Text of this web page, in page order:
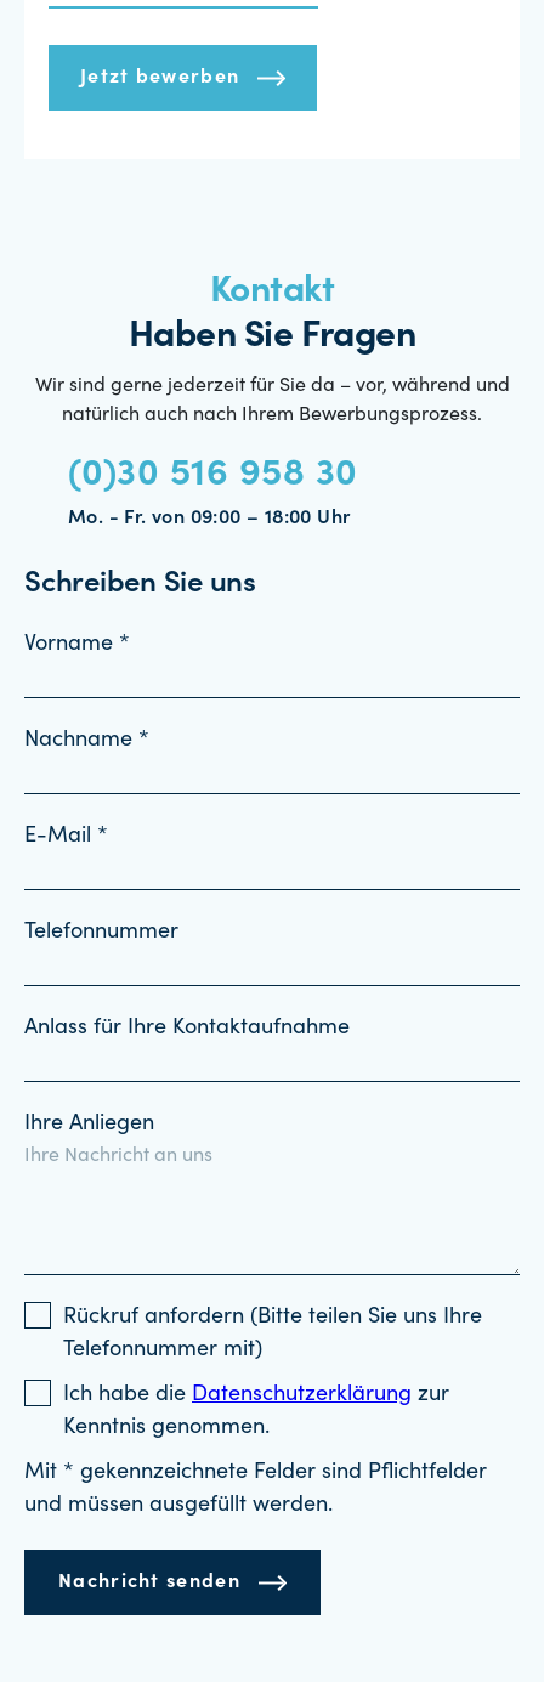
Jetzt bewerben
Kontakt
Haben Sie Fragen
Wir sind gerne jederzeit für Sie da – vor, während und
natürlich auch nach Ihrem Bewerbungsprozess.
(0)30 516 958 30
Mo. - Fr. von 09:00 – 18:00 Uhr
Schreiben Sie uns
Vorname *
Nachname *
E-Mail *
Telefonnummer
Anlass für Ihre Kontaktaufnahme
Ihre Anliegen
Rückruf anfordern (Bitte teilen Sie uns Ihre
Telefonnummer mit)
Ich habe die Datenschutzerklärung zur
Kenntnis genommen.
Mit * gekennzeichnete Felder sind Pflichtfelder
und müssen ausgefüllt werden.
Nachricht senden